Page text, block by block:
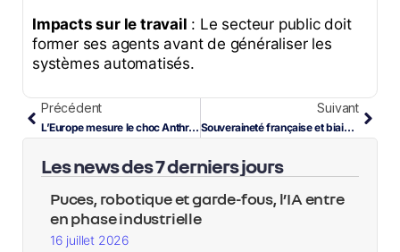
Impacts sur le travail : Le secteur public doit
former ses agents avant de généraliser les
systèmes automatisés.
Précédent
L’Europe mesure le choc Anthropic
Suivant
Souveraineté française et biais RH sous tension
Les news des 7 derniers jours
Puces, robotique et garde-fous, l’IA entre
en phase industrielle
16 juillet 2026